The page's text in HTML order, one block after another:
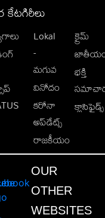
కేటగిరీలు
Lokal
-
మగువ
వినోదం
కరోనా
అప్‌డేట్స్
రాజకీయం
క్రైమ్
భక్తి
క్లాసిఫైడ్స్
OUR
OTHER
WEBSITES